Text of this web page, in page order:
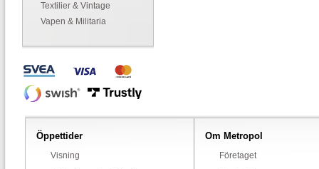
Textilier & Vintage
Vapen & Militaria
Öppettider
Visning
Om Metropol
Företaget